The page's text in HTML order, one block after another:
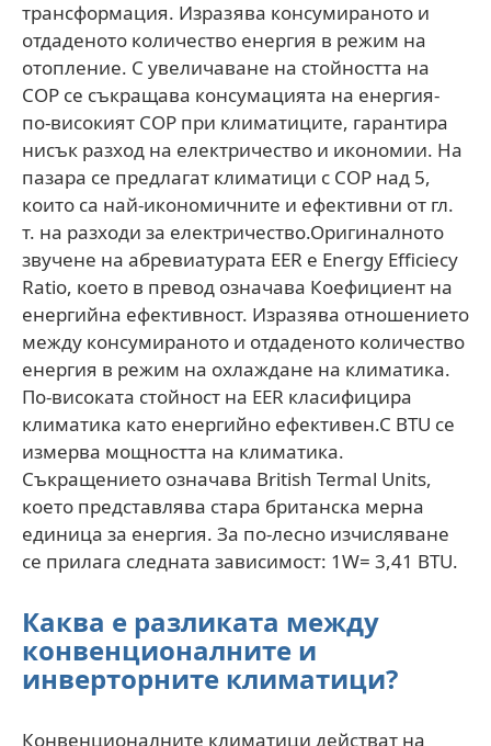
трансформация. Изразява консумираното и
отдаденото количество енергия в режим на
отопление. С увеличаване на стойността на
COP се съкращава консумацията на енергия-
по-високият COP при климатиците, гарантира
нисък разход на електричество и икономии. На
пазара се предлагат климатици с COP над 5,
които са най-икономичните и ефективни от гл.
т. на разходи за електричество.Оригиналното
звучене на абревиатурата EER е Energy Efficiecy
Ratio, което в превод означава Коефициент на
енергийна ефективност. Изразява отношението
между консумираното и отдаденото количество
енергия в режим на охлаждане на климатика.
По-високата стойност на EER класифицира
климатика като енергийно ефективен.С BTU се
измерва мощността на климатика.
Съкращението означава British Termal Units,
което представлява стара британска мерна
единица за енергия. За по-лесно изчисляване
се прилага следната зависимост: 1W= 3,41 BTU.
Каква е разликата между
конвенционалните и
инверторните климатици?
Конвенционалните климатици действат на